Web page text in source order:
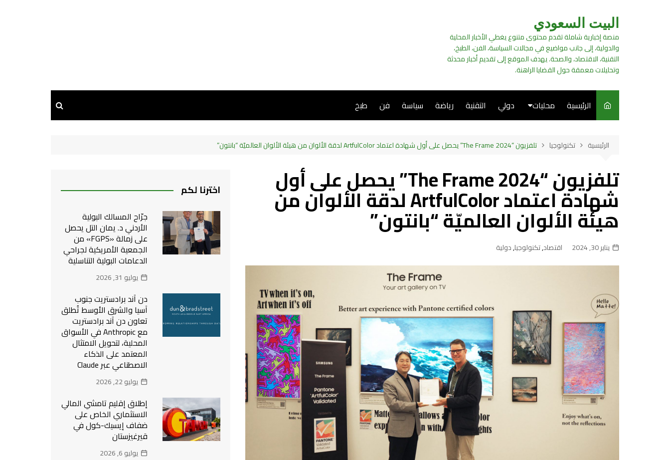
البيت السعودي
منصة إخبارية شاملة تقدم محتوى متنوع يغطي الأخبار المحلية
والدولية، إلى جانب مواضيع في مجالات السياسة، الفن، الطبخ،
التقنية، الاقتصاد، والصحة. يهدف الموقع إلى تقديم أخبار محدثة
وتحليلات معمقة حول القضايا الراهنة.
الرئيسية محليات
طبخ
دولي التقنية رياضة سياسة فن طبخ
الرئيسية تكنولوجيا تلفزيون “The Frame 2024” يحصل على أول شهادة اعتماد ArtfulColor لدقة الألوان من هيئة الألوان العالميّة “بانتون”
تلفزيون “The Frame 2024” يحصل على أول
شهادة اعتماد ArtfulColor لدقة الألوان من
هيئة الألوان العالميّة “بانتون”
يناير 30, 2024 اقتصاد,تكنولوجيا,دولية
اخترنا لكم
جرّاح المسالك البولية
الأردني د. يمان التل يحصل
على زمالة «FGPS» من
الجمعية الأمريكية لجراحي
الدعامات البولية التناسلية
يوليو 31, 2026
دن آند برادستريت جنوب
آسيا والشرق الأوسط تُطلق
تعاون دن آند برادستريت
مع Anthropic في الأسواق
المحلية، لتحويل الامتثال
المعتمد على الذكاء
الاصطناعي عبر Claude
يوليو 22, 2026
إطلاق إقليم تامشي المالي
الاستثماري الخاص على
ضفاف إيسيك-كول في
قيرغيزستان
يوليو 6, 2026